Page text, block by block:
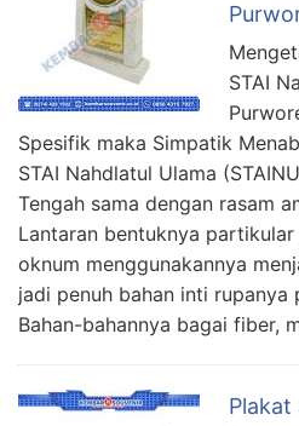
STAI
Spesifik maka Simpatik
STAI Nahdlatul Ulama
Tengah sama dengan rasam
Lantaran bentuknya
oknum menggunakannya
jadi penuh bahan inti rupanya
Bahan-bahannya bagai fiber,
Plakat